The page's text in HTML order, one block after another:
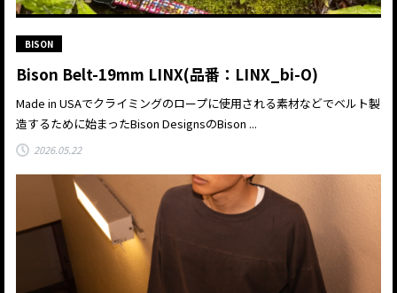
BISON
Bison Belt-19mm LINX(品番：LINX_bi-O)
Made in USAでクライミングのロープに使用される素材などでベルト製
造するために始まったBison DesignsのBison ...
2026.05.22